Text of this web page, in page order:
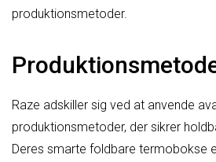
produktionsmetoder.
Raze adskiller sig ved at anvende
produktionsmetoder, der sikrer
Deres smarte foldbare termobokse